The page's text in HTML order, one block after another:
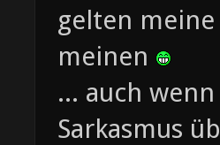
gelten
meinen
... auch
Sarkasmus